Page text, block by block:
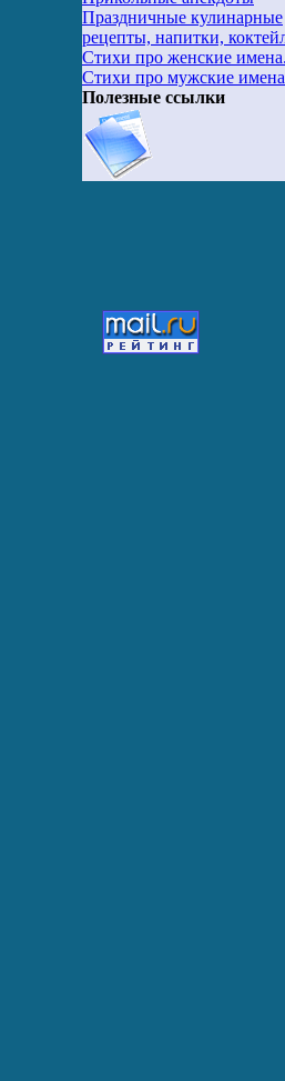
Праздничные кулинарные
рецепты, напитки,
Стихи про женские имена.
Стихи про мужские
Полезные ссылки